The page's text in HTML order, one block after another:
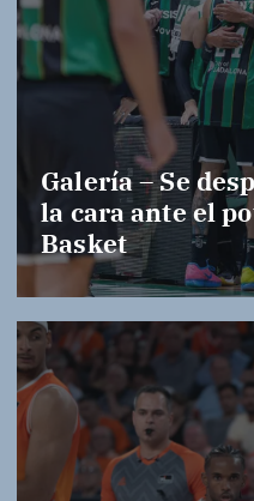
Galería – Se
la cara ante el
Basket